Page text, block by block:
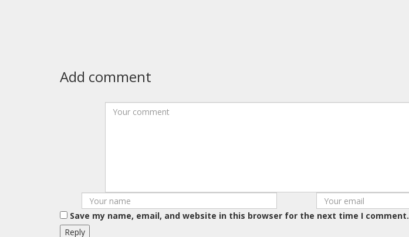
Add comment
Save my name, email, and website in this browser for the next time I comment.